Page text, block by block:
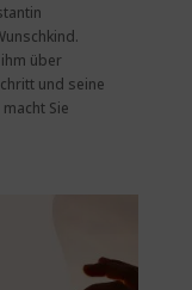
über
und seine
Sie